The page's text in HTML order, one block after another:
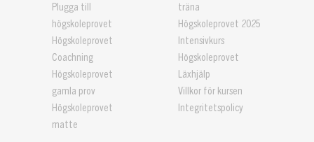
Plugga till
högskoleprovet
Högskoleprovet
Coachning
Högskoleprovet
gamla prov
Högskoleprovet
matte
träna
Högskoleprovet 2025
Intensivkurs
Högskoleprovet
Läxhjälp
Villkor för kursen
Integritetspolicy